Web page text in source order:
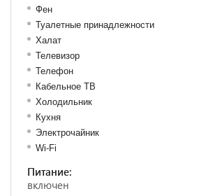
Фен
Туалетные принадлежности
Халат
Телевизор
Телефон
Кабельное ТВ
Холодильник
Кухня
Электрочайник
Wi-Fi
Питание:
включен